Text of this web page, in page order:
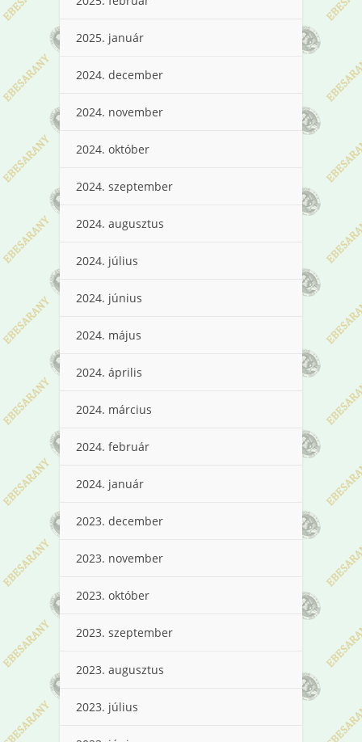
2025. január
2024. december
2024. november
2024. október
2024. szeptember
2024. augusztus
2024. július
2024. június
2024. május
2024. április
2024. március
2024. február
2024. január
2023. december
2023. november
2023. október
2023. szeptember
2023. augusztus
2023. július